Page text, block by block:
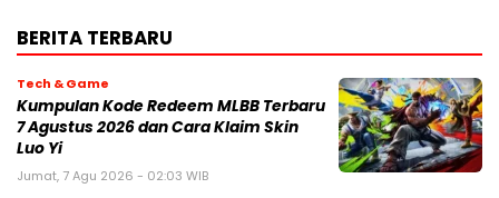
BERITA TERBARU
Tech & Game
Kumpulan Kode Redeem MLBB Terbaru
7 Agustus 2026 dan Cara Klaim Skin
Luo Yi
Jumat, 7 Agu 2026 - 02:03 WIB